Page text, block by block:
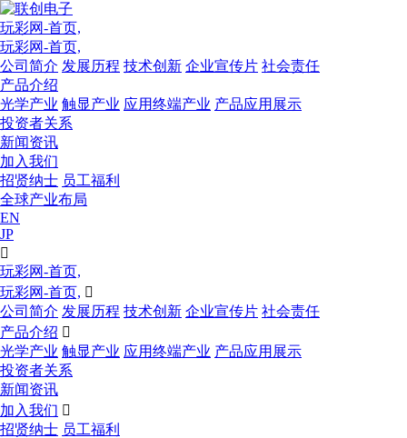
玩彩网-首页,
玩彩网-首页,
公司简介 发展历程 技术创新 企业宣传片 社会责任
产品介绍
光学产业 触显产业 应用终端产业 产品应用展示
投资者关系
新闻资讯
加入我们
招贤纳士 员工福利
全球产业布局
EN
JP

玩彩网-首页,
玩彩网-首页, 
公司简介 发展历程 技术创新 企业宣传片 社会责任
产品介绍 
光学产业 触显产业 应用终端产业 产品应用展示
投资者关系
新闻资讯
加入我们 
招贤纳士 员工福利